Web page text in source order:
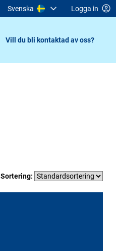
Svenska Logga in
Vill du bli kontaktad av oss?
Sortering: